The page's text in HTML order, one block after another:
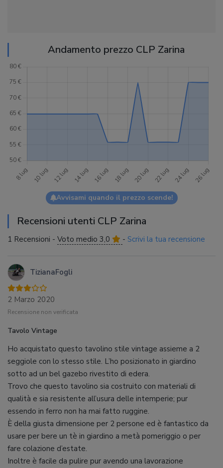
Andamento prezzo CLP Zarina
Avvisami quando il prezzo scende!
Recensioni utenti CLP Zarina
1 Recensioni - Voto medio 3,0 - Scrivi la tua recensione
TizianaFogli
2 Marzo 2020
Recensione non verificata
Tavolo Vintage
Ho acquistato questo tavolino stile vintage assieme a 2
seggiole con lo stesso stile. L’ho posizionato in giardino
sotto ad un bel gazebo rivestito di edera.
Trovo che questo tavolino sia costruito con materiali di
qualità e sia resistente all’usura delle intemperie; pur
essendo in ferro non ha mai fatto ruggine.
È della giusta dimensione per 2 persone ed è fantastico da
usare per bere un tè in giardino a metà pomeriggio o per
fare colazione d’estate.
Inoltre è facile da pulire pur avendo una lavorazione